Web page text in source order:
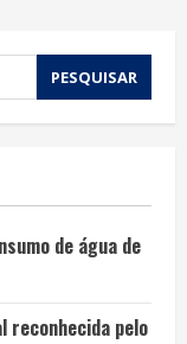
de água de
reconhecida pelo